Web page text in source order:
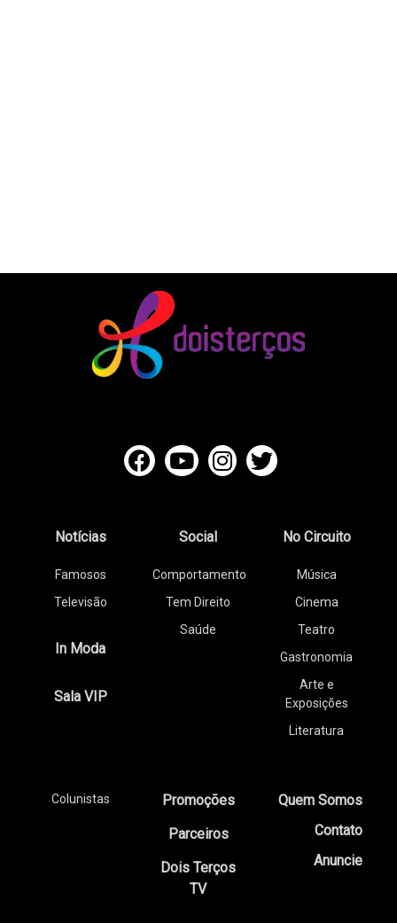
Notícias
Famosos
Televisão
In Moda
Sala VIP
Social
Comportamento
Tem Direito
Saúde
No Circuito
Música
Cinema
Teatro
Gastronomia
Arte e
Exposições
Literatura
Colunistas
Promoções
Parceiros
Dois Terços
TV
Quem Somos
Contato
Anuncie